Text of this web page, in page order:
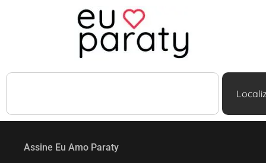
Assine Eu Amo Paraty